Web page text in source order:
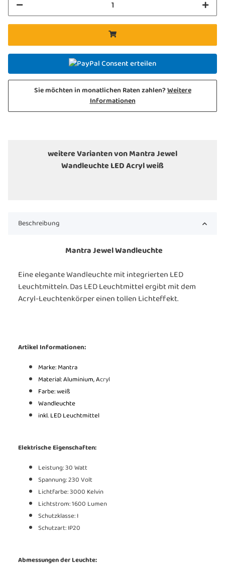
Consent erteilen
Sie möchten in monatlichen Raten zahlen?Weitere
Informationen
weitere Varianten von Mantra Jewel
Wandleuchte LED Acryl weiß
Beschreibung
Mantra Jewel Wandleuchte
Eine elegante Wandleuchte mit integrierten LED
Leuchtmitteln. Das LED Leuchtmittel ergibt mit dem
Acryl-Leuchtenkörper einen tollen Lichteffekt.
Artikel Informationen:
Marke: Mantra
Material: Aluminium, Acryl
Farbe: weiß
Wandleuchte
inkl. LED Leuchtmittel
Elektrische Eigenschaften:
Leistung: 30 Watt
Spannung: 230 Volt
Lichtfarbe: 3000 Kelvin
Lichtstrom: 1600 Lumen
Schutzklasse: I
Schutzart: IP20
Abmessungen der Leuchte: